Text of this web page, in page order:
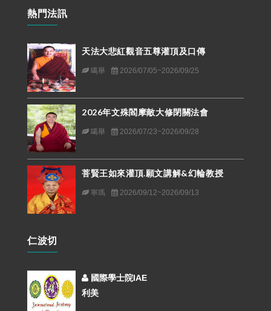
熱門法訊
天法大悲紅觀音五尊灌頂及口傳
噶舉 2026/07/05~2026/09/25
2026年文殊閻摩敵大修閉關法會
噶舉 2026/07/23~2026/09/28
菩賢王如來灌頂.願文講解&幻輪教授
寧瑪 2026/09/12~2026/09/13
仁波切
國際學士院IAE
利美